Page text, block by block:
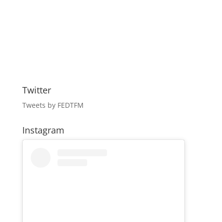
Twitter
Tweets by FEDTFM
Instagram